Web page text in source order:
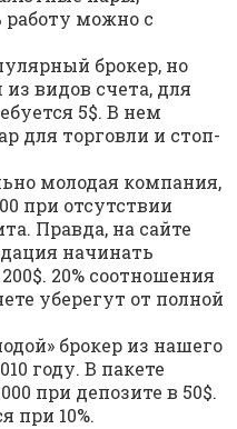
работу можно с
брокер, но
видов счета, для
5$. В нем
для торговли и стоп-
молодая компания,
при отсутствии
Правда, на сайте
начинать
20% соотношения
уберегут от полной
брокер из нашего
году. В пакете
при депозите в 50$.
при 10%.